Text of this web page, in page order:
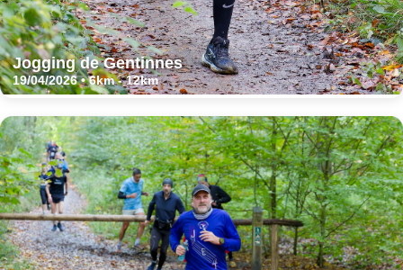
Jogging de Gentinnes
19/04/2026 • 6km - 12km